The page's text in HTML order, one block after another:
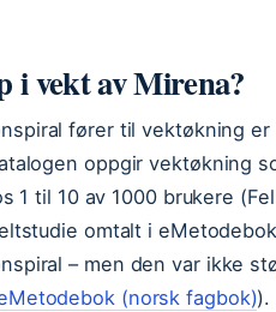
i vekt av Mirena?
fører til vektøkning
oppgir vektøkning
1 til 10 av 1000 brukere
omtalt i
– men den var ikke
(norsk fagbok)).